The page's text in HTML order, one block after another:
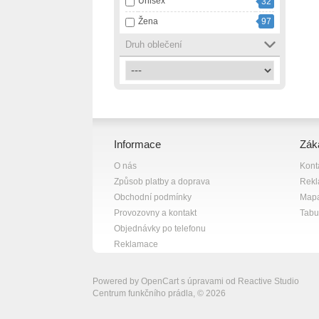
růžová
13
smetanová
1
tmavě modrá
1
2
černá s fialovou
červená
šedá
Žena
97
Druh oblečení
Informace
O nás
Způsob platby a doprava
Obchodní podmínky
Provozovny a kontakt
Objednávky po telefonu
Reklamace
Powered by OpenCart s úpravami od Reactive Studio
Centrum funkčního prádla, © 2026